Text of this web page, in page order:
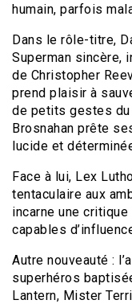
humain, parfois
Dans le rôle-titre,
Superman sincère,
de Christopher
prend plaisir à
de petits gestes du
Brosnahan prête
lucide et
Face à lui, Lex
tentaculaire aux
incarne une
capables
Autre nouveauté :
superhéros
Lantern, Mister